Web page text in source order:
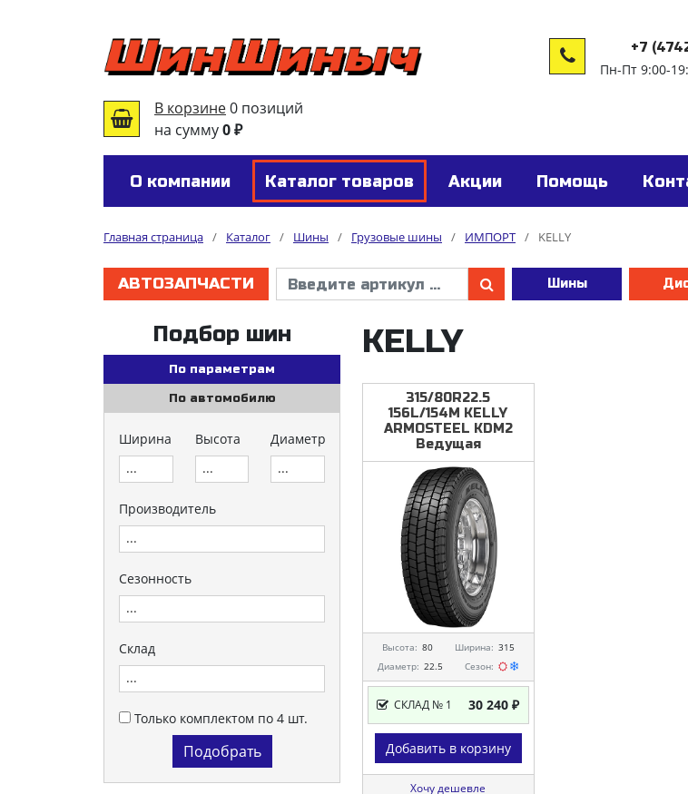
В корзине0 позиций
на сумму0 ₽
+7
Пн-Пт 9:00-
О компании Каталог товаров Акции Помощь
Главная страница / Каталог / Шины / Грузовые шины / ИМПОРТ / KELLY
АВТОЗАПЧАСТИ Шины
Подбор шин
По параметрам
По автомобилю
Ширина Высота Диаметр
Производитель
Сезонность
Склад
Только комплектом по 4 шт.
KELLY
315/80R22.5
156L/154M KELLY
ARMOSTEEL KDM2
Ведущая
Высота: 80 Ширина: 315
Диаметр: 22.5 Сезон:
СКЛАД № 1 30 240 ₽
Добавить в корзину
Хочу дешевле